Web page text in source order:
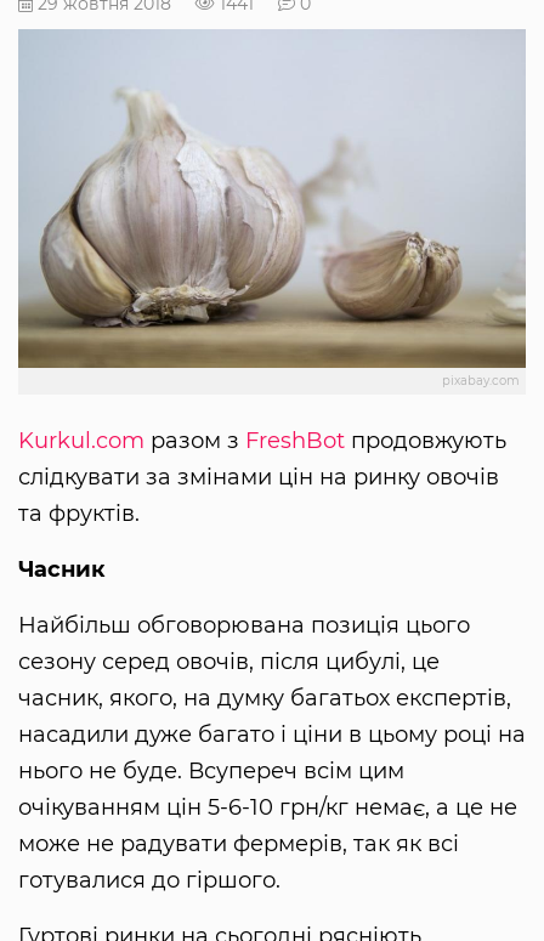
pixabay.com
Kurkul.com разом з FreshBot продовжують
слідкувати за змінами цін на ринку овочів
та фруктів.
Часник
Найбільш обговорювана позиція цього
сезону серед овочів, після цибулі, це
часник, якого, на думку багатьох експертів,
насадили дуже багато і ціни в цьому році на
нього не буде. Всупереч всім цим
очікуванням цін 5-6-10 грн/кг немає, а це не
може не радувати фермерів, так як всі
готувалися до гіршого.
Гуртові ринки на сьогодні рясніють